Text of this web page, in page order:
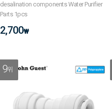
desalination components Water Purifier
Parts 1pcs
2,700₩
9위